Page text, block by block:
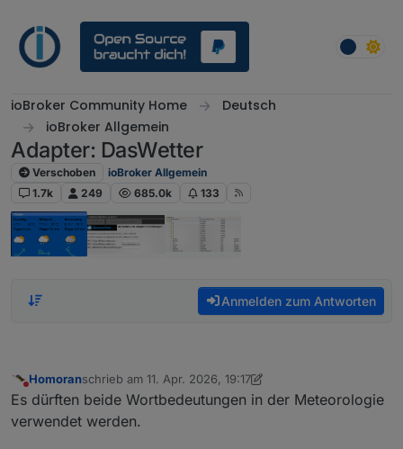
ioBroker Community Home
Deutsch
ioBroker Allgemein
Adapter: DasWetter
Verschoben
ioBroker Allgemein
1.7k
249 685.0k 133
Anmelden zum Antworten
Nicht stören
Homoranschrieb am 11. Apr. 2026, 19:17
zuletzt editiert von Homoran 4. Nov. 2026, 21:20
Es dürften beide Wortbedeutungen in der Meteorologie
verwendet werden.